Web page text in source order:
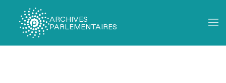
ARCHIVES
PARLEMENTAIRES